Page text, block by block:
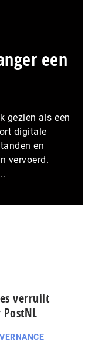
een
gezien als een
digitale
en
vervoerd.
verruilt